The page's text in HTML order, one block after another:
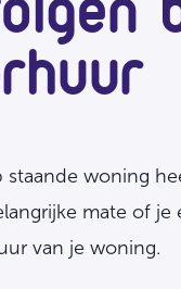
woning
mate of je
van je woning.